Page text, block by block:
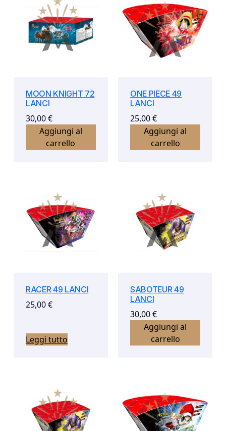
MOON KNIGHT 72
LANCI
30,00€
Aggiungi al
carrello
ONE PIECE 49
LANCI
25,00€
Aggiungi al
carrello
RACER 49 LANCI
25,00€
Leggi tutto
SABOTEUR 49
LANCI
30,00€
Aggiungi al
carrello